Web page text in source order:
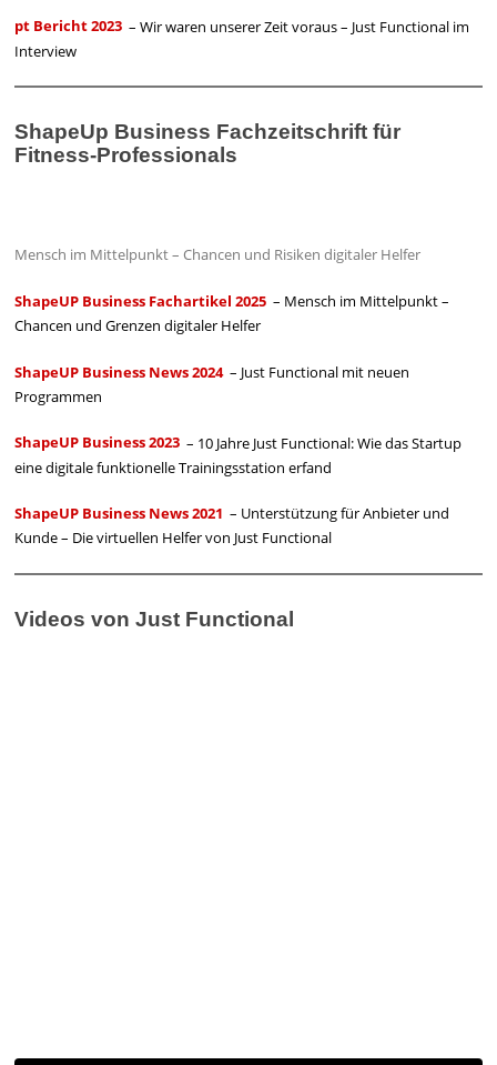
pt Bericht 2023 – Wir waren unserer Zeit voraus – Just Functional im
Interview
ShapeUp Business Fachzeitschrift für
Fitness-Professionals
Mensch im Mittelpunkt – Chancen und Risiken digitaler Helfer
ShapeUP Business Fachartikel 2025 – Mensch im Mittelpunkt –
Chancen und Grenzen digitaler Helfer
ShapeUP Business News 2024 – Just Functional mit neuen
Programmen
ShapeUP Business 2023 – 10 Jahre Just Functional: Wie das Startup
eine digitale funktionelle Trainingsstation erfand
ShapeUP Business News 2021 – Unterstützung für Anbieter und
Kunde – Die virtuellen Helfer von Just Functional
Videos von Just Functional